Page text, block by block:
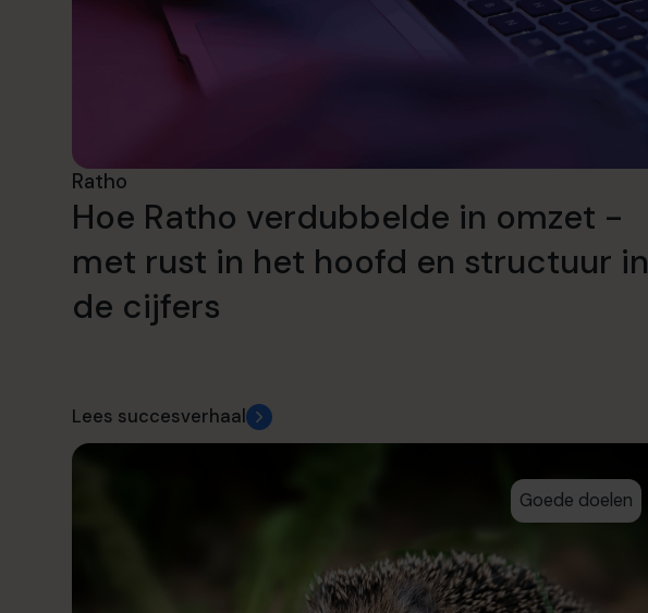
Ratho
Hoe Ratho verdubbelde in omzet -
met rust in het hoofd en structuur in
de cijfers
Lees succesverhaal
Goede doelen